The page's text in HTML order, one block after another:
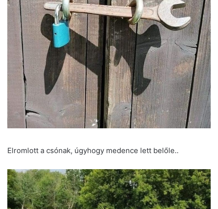
Elromlott a csónak, úgyhogy medence lett belőle..